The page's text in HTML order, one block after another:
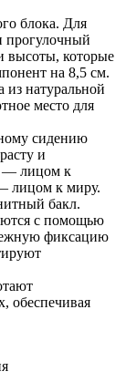
блока. Для
прогулочный
высоты, которые
на 8,5 см.
из натуральной
место для
сидению
и
— лицом к
лицом к миру.
бакл.
с помощью
фиксацию
обеспечивая